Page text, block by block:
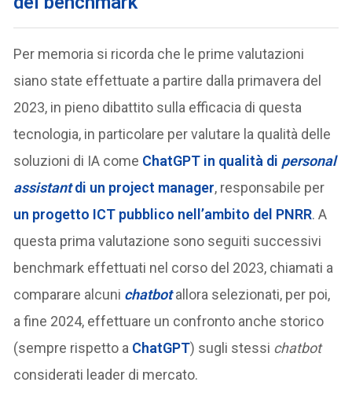
Per memoria si ricorda che le prime valutazioni
siano state effettuate a partire dalla primavera del
2023, in pieno dibattito sulla efficacia di questa
tecnologia, in particolare per valutare la qualità delle
soluzioni di IA come ChatGPT in qualità di personal
assistantdi un project manager, responsabile per
un progetto ICT pubblico nell’ambito del PNRR. A
questa prima valutazione sono seguiti successivi
benchmark effettuati nel corso del 2023, chiamati a
comparare alcuni chatbotallora selezionati, per poi,
a fine 2024, effettuare un confronto anche storico
(sempre rispetto a ChatGPT) sugli stessi chatbot
considerati leader di mercato.